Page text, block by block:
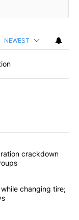
NEWEST
articles in the last
Trump’scrackdown
on I-10 East while
changing tire;